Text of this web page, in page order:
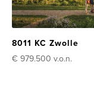
8011 KC Zwolle
€ 979.500 v.o.n.